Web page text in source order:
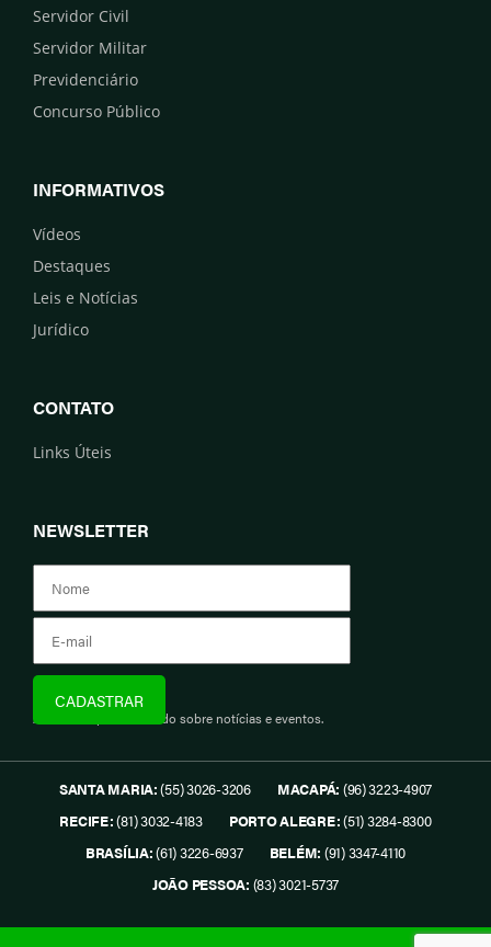
Servidor Civil
Servidor Militar
Previdenciário
Concurso Público
INFORMATIVOS
Vídeos
Destaques
Leis e Notícias
Jurídico
CONTATO
Links Úteis
NEWSLETTER
Assine e fique informado sobre notícias e eventos.
SANTA MARIA:(55) 3026-3206 MACAPÁ: (96) 3223-4907
RECIFE:(81) 3032-4183 PORTO ALEGRE:(51) 3284-8300
BRASÍLIA:(61) 3226-6937 BELÉM: (91) 3347-4110
JOÃO PESSOA: (83) 3021-5737